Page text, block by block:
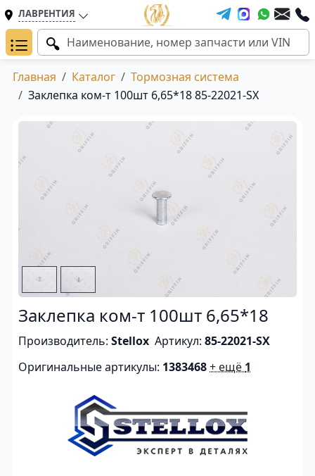
ЛАВРЕНТИЯ
Главная Каталог
Тормозная система
Заклепка ком-т 100шт 6,65*18 85-22021-SX
Заклепка ком-т 100шт 6,65*18
Производитель: Stellox Артикул: 85-22021-SX
Оригинальные артикулы: 1383468+ ещё 1